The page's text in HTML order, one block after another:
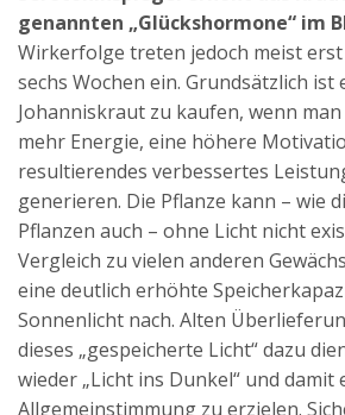
genannten „Glückshormone“ im
Wirkerfolge treten jedoch meist
sechs Wochen ein. Grundsätzlich ist
Johanniskraut zu kaufen, wenn
mehr Energie, eine höhere
resultierendes verbessertes
generieren. Die Pflanze kann – wie
Pflanzen auch – ohne Licht nicht
Vergleich zu vielen anderen
eine deutlich erhöhte
Sonnenlicht nach. Alten
dieses „gespeicherte Licht“ dazu
wieder „Licht ins Dunkel“ und damit
Allgemeinstimmung zu erzielen.